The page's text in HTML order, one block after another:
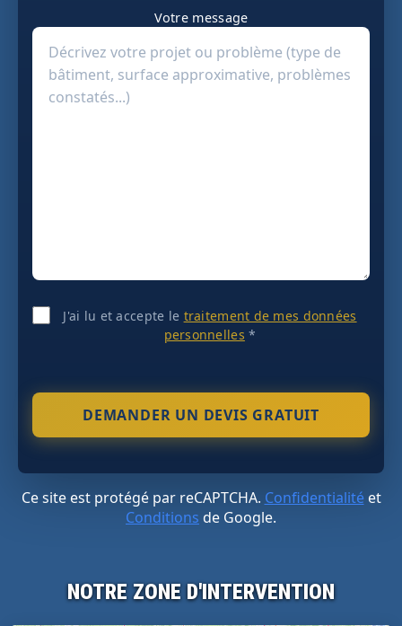
Votre message
J'ai lu et accepte le traitement de mes données
personnelles *
Ce site est protégé par reCAPTCHA. Confidentialitéet
Conditions de Google.
NOTRE ZONE D'INTERVENTION